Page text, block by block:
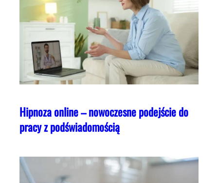
Hipnoza online – nowoczesne podejście do
pracy z podświadomością